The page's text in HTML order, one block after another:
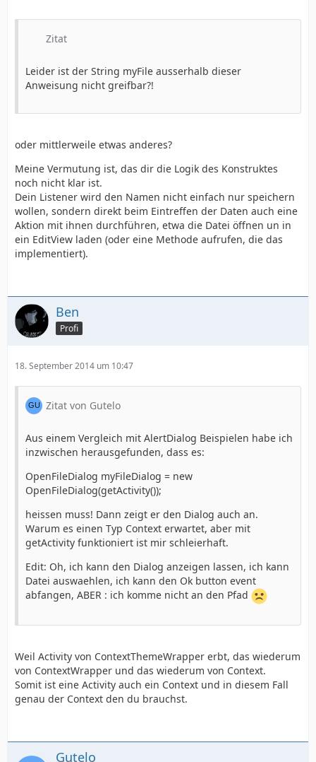
Zitat
Leider ist der String myFile ausserhalb dieser
Anweisung nicht greifbar?!
oder mittlerweile etwas anderes?
Meine Vermutung ist, das dir die Logik des Konstruktes
noch nicht klar ist.
Dein Listener wird den Namen nicht einfach nur speichern
wollen, sondern direkt beim Eintreffen der Daten auch eine
Aktion mit ihnen durchführen, etwa die Datei öffnen un in
ein EditView laden (oder eine Methode aufrufen, die das
implementiert).
Ben
Profi
18. September 2014 um 10:47
Zitat von Gutelo
Aus einem Vergleich mit AlertDialog Beispielen habe ich
inzwischen herausgefunden, dass es:
OpenFileDialog myFileDialog = new
OpenFileDialog(getActivity());
heissen muss! Dann zeigt er den Dialog auch an.
Warum es einen Typ Context erwartet, aber mit
getActivity funktioniert ist mir schleierhaft.
Edit: Oh, ich kann den Dialog anzeigen lassen, ich kann
Datei auswaehlen, ich kann den Ok button event
abfangen, ABER : ich komme nicht an den Pfad
Weil Activity von ContextThemeWrapper erbt, das wiederum
von ContextWrapper und das wiederum von Context.
Somit ist eine Activity auch ein Context und in diesem Fall
genau der Context den du brauchst.
Gutelo